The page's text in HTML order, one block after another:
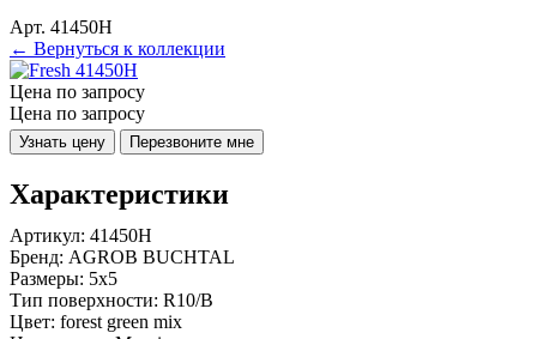
Арт. 41450H
← Вернуться к коллекции
Цена по запросу
Цена по запросу
Узнать цену Перезвоните мне
Характеристики
Артикул: 41450H
Бренд: AGROB BUCHTAL
Размеры: 5x5
Тип поверхности: R10/B
Цвет: forest green mix